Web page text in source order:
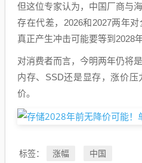
但这位专家认为，中国厂商与
存在代差，2026和2027两年对
真正产生冲击可能要等到2028年
对消费者而言，今明两年仍将
内存、SSD还是显存，涨价
价。
标签： 涨幅 中国